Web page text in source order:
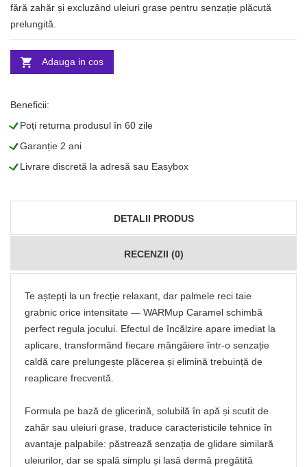
fără zahăr și excluzând uleiuri grase pentru senzație plăcută
prelungită.
Adauga in cos
Beneficii:
LPoți returna produsul în 60 zile
LGaranție 2 ani
LLivrare discretă la adresă sau Easybox
DETALII PRODUS
RECENZII (0)
Te aștepți la un frecție relaxant, dar palmele reci taie
grabnic orice intensitate — WARMup Caramel schimbă
perfect regula jocului. Efectul de încălzire apare imediat la
aplicare, transformând fiecare mângâiere într-o senzație
caldă care prelungește plăcerea și elimină trebuință de
reaplicare frecventă.
Formula pe bază de glicerină, solubilă în apă și scutit de
zahăr sau uleiuri grase, traduce caracteristicile tehnice în
avantaje palpabile: păstrează senzația de glidare similară
uleiurilor, dar se spală simplu și lasă dermă pregătită